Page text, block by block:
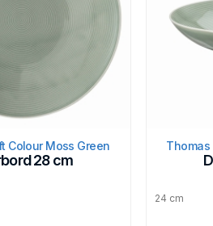
Colour Moss Green
28 cm
Thomas
24 cm